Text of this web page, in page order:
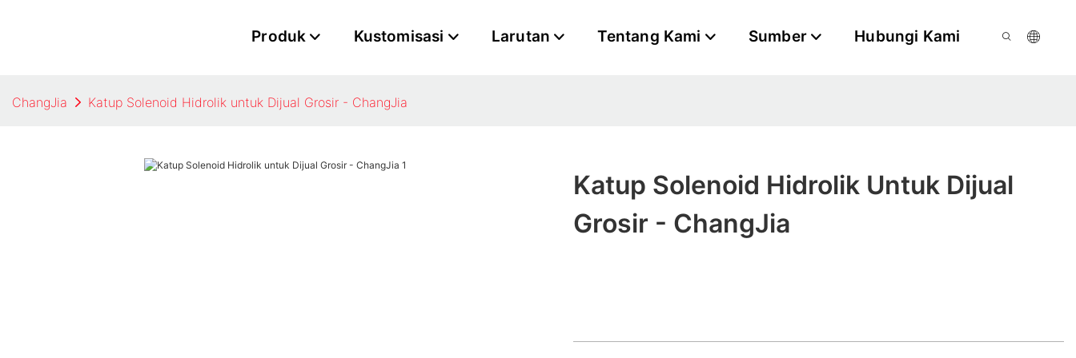
Produk Kustomisasi Larutan Tentang Kami Sumber Hubungi Kami
ChangJia Katup Solenoid Hidrolik untuk Dijual Grosir - ChangJia
Katup Solenoid Hidrolik Untuk Dijual
Grosir - ChangJia